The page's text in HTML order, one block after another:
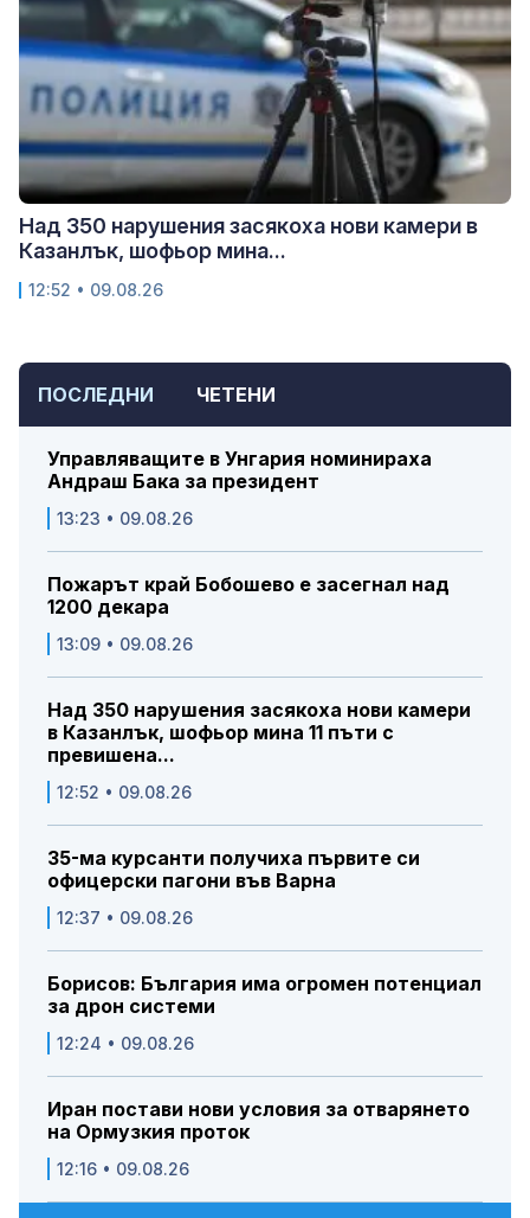
ПОСЛЕДНИ ЧЕТЕНИ
Управляващите в Унгария номинираха
Андраш Бака за президент
13:23 • 09.08.26
Пожарът край Бобошево е засегнал над
1200 декара
13:09 • 09.08.26
Над 350 нарушения засякоха нови камери
в Казанлък, шофьор мина 11 пъти с
превишена...
12:52 • 09.08.26
35-ма курсанти получиха първите си
офицерски пагони във Варна
12:37 • 09.08.26
Борисов: България има огромен потенциал
за дрон системи
12:24 • 09.08.26
Иран постави нови условия за отварянето
на Ормузкия проток
12:16 • 09.08.26
Над 350 нарушения засякоха нови камери в
Казанлък, шофьор мина...
12:52 • 09.08.26